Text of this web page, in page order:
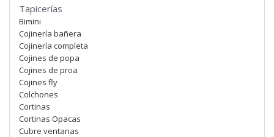
Tapicerías
Bimini
Cojinería bañera
Cojinería completa
Cojines de popa
Cojines de proa
Cojines fly
Colchones
Cortinas
Cortinas Opacas
Cubre ventanas